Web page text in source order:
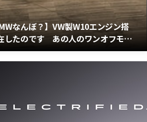
なんぼ？】VW製W10エンジン搭
たのです あの人のワンオフモデ